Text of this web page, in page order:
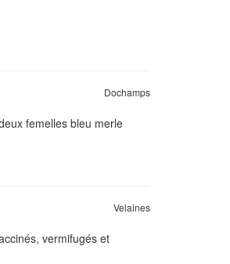
Dochamps
femelles bleu merle
Velaines
vermifugés et